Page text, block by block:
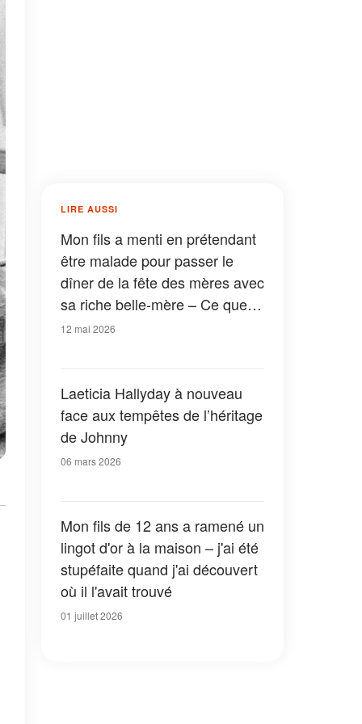
LIRE AUSSI
Mon fils a menti en prétendant
être malade pour passer le
dîner de la fête des mères avec
sa riche belle-mère – Ce que je
lui ai laissé après avoir
12 mai 2026
Laeticia Hallyday à nouveau
face aux tempêtes de l’héritage
de Johnny
06 mars 2026
Mon fils de 12 ans a ramené un
lingot d'or à la maison – j'ai été
stupéfaite quand j'ai découvert
où il l'avait trouvé
01 juillet 2026